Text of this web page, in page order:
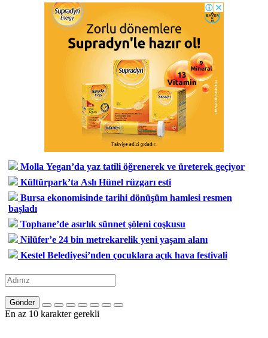
Molla Yegan’da yaz tatili öğrenerek ve üreterek geçiyor
Kültürpark’ta Aslı Hünel rüzgarı esti
Bursa ekonomisinde tarihi dönüşüm hamlesi resmen
başladı
Tophane’de asırlık sünnet şöleni coşkusu
Nilüfer’e 24 bin metrekarelik yeni yaşam alanı
Kestel Belediyesi’nden çocuklara açık hava festivali
Gönder
En az 10 karakter gerekli